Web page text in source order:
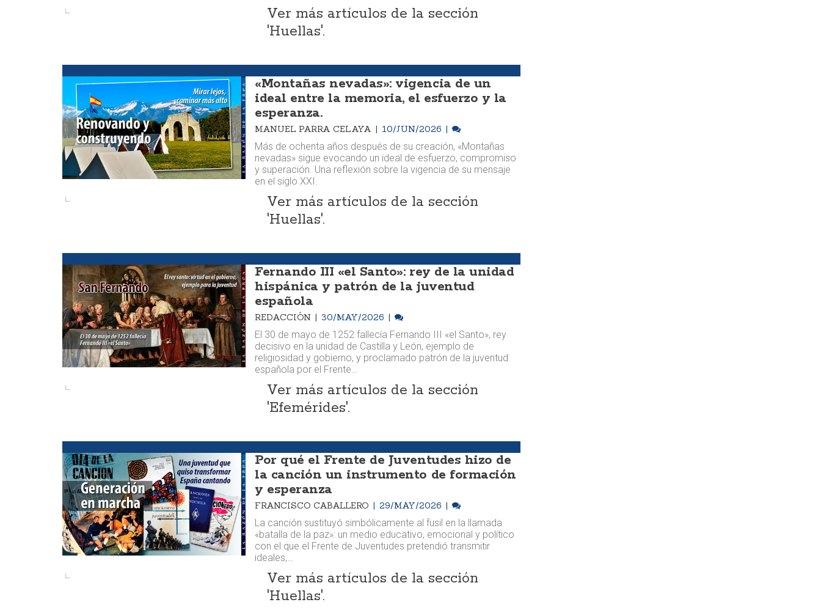
Ver más artículos de la sección
'Huellas'.
«Montañas nevadas»: vigencia de un
ideal entre la memoria, el esfuerzo y la
esperanza.
MANUEL PARRA CELAYA 10/JUN/2026
Más de ochenta años después de su creación, «Montañas
nevadas» sigue evocando un ideal de esfuerzo, compromiso
y superación. Una reflexión sobre la vigencia de su mensaje
en el siglo XXI.
Ver más artículos de la sección
'Huellas'.
Fernando III «el Santo»: rey de la unidad
hispánica y patrón de la juventud
española
REDACCIÓN 30/MAY/2026
El 30 de mayo de 1252 fallecía Fernando III «el Santo», rey
decisivo en la unidad de Castilla y León, ejemplo de
religiosidad y gobierno, y proclamado patrón de la juventud
española por el Frente…
Ver más artículos de la sección
'Efemérides'.
Por qué el Frente de Juventudes hizo de
la canción un instrumento de formación
y esperanza
FRANCISCO CABALLERO 29/MAY/2026
La canción sustituyó simbólicamente al fusil en la llamada
«batalla de la paz»: un medio educativo, emocional y político
con el que el Frente de Juventudes pretendió transmitir
ideales,…
Ver más artículos de la sección
'Huellas'.